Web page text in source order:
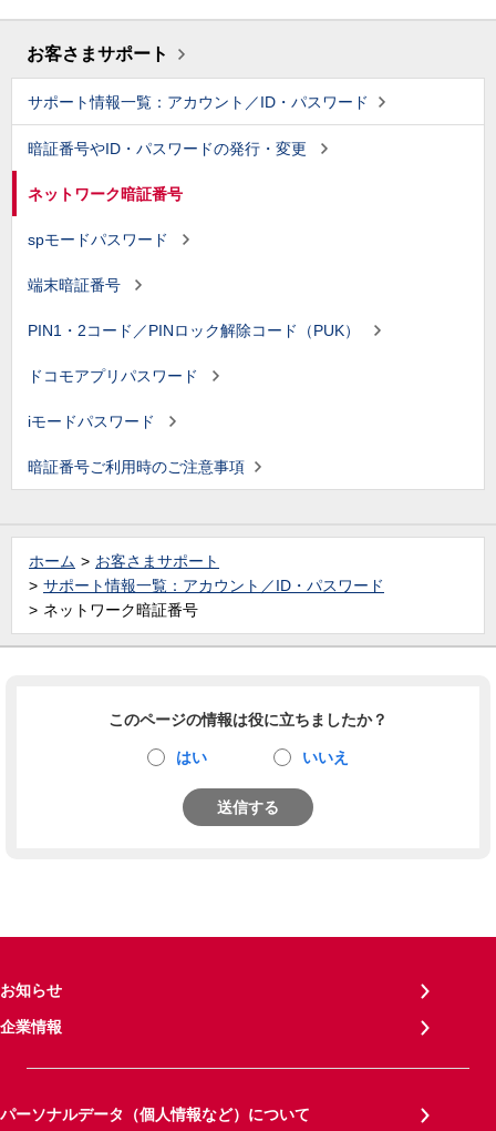
お客さまサポート
サポート情報一覧：アカウント／ID・パスワード
暗証番号やID・パスワードの発行・変更
ネットワーク暗証番号
spモードパスワード
端末暗証番号
PIN1・2コード／PINロック解除コード（PUK）
ドコモアプリパスワード
iモードパスワード
暗証番号ご利用時のご注意事項
ホーム
お客さまサポート
サポート情報一覧：アカウント／ID・パスワード
ネットワーク暗証番号
このページの情報は役に立ちましたか？
はい いいえ
送信する
お知らせ
企業情報
パーソナルデータ（個人情報など）について